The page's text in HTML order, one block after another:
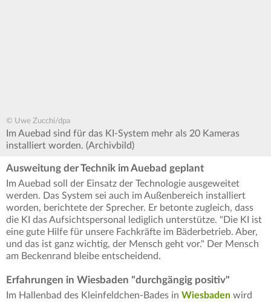
© Uwe Zucchi/dpa
Im Auebad sind für das KI-System mehr als 20 Kameras
installiert worden. (Archivbild)
Ausweitung der Technik im Auebad geplant
Im Auebad soll der Einsatz der Technologie ausgeweitet
werden. Das System sei auch im Außenbereich installiert
worden, berichtete der Sprecher. Er betonte zugleich, dass
die KI das Aufsichtspersonal lediglich unterstütze. "Die KI ist
eine gute Hilfe für unsere Fachkräfte im Bäderbetrieb. Aber,
und das ist ganz wichtig, der Mensch geht vor." Der Mensch
am Beckenrand bleibe entscheidend.
Erfahrungen in Wiesbaden "durchgängig positiv"
Im Hallenbad des Kleinfeldchen-Bades in Wiesbaden wird